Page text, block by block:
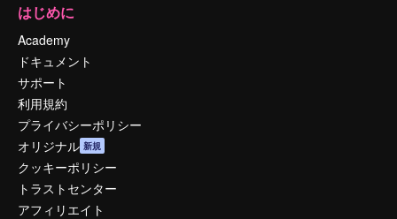
はじめに
Academy
ドキュメント
サポート
利用規約
プライバシーポリシー
オリジナル 新規
クッキーポリシー
トラストセンター
アフィリエイト